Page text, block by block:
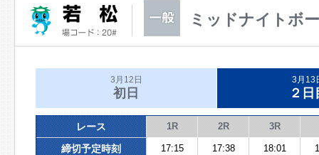
ミッドナイトボ
3月12日
初日
3月13
２日
レース 1R 2R 3R
締切予定時刻 17:15 17:38 18:01